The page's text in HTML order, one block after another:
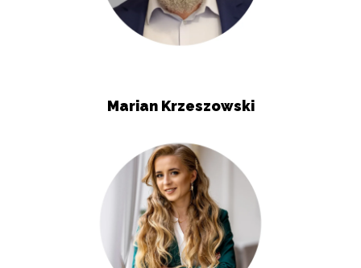
Marian Krzeszowski